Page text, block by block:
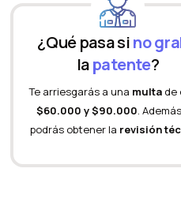
¿Qué pasa sino
lapatente?
Te arriesgarás a una multade
$60.000 y $90.000.
podrás obtener la revisión